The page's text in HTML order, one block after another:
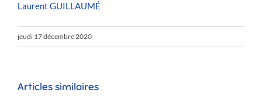
Laurent GUILLAUMÉ
jeudi 17 décembre 2020
Articles similaires